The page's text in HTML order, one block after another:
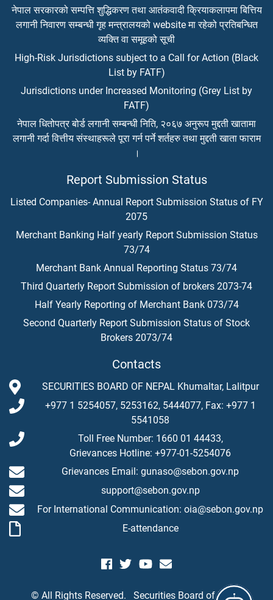
नेपाल सरकारको सम्पत्ति शुद्धिकरण तथा आतंकवादी क्रियाकलापमा बित्तिय
लगानी निवारण सम्बन्धी गृह मन्त्रालयको website मा रहेको प्रतिबन्धित
व्यक्ति वा समूहको सूची
High-Risk Jurisdictions subject to a Call for Action (Black
List by FATF)
Jurisdictions under Increased Monitoring (Grey List by
FATF)
नेपाल धितोपत्र बोर्ड लगानी सम्बन्धी निति, २०६७ अनुरूप मुद्दती खातामा
लगानी गर्दा वित्तीय संस्थाहरूले पूरा गर्न पर्ने शर्तहरु तथा मुद्दती खाता फाराम
।
Report Submission Status
Listed Companies- Annual Report Submission Status of FY
2075
Merchant Banking Half yearly Report Submission Status
73/74
Merchant Bank Annual Reporting Status 73/74
Third Quarterly Report Submission of brokers 2073-74
Half Yearly Reporting of Merchant Bank 073/74
Second Quarterly Report Submission Status of Stock
Brokers 2073/74
Contacts
SECURITIES BOARD OF NEPAL Khumaltar, Lalitpur
+977 1 5254057, 5253162, 5444077, Fax: +977 1
5541058
Toll Free Number: 1660 01 44433,
Grievances Hotline: +977-01-5254076
Grievances Email: gunaso@sebon.gov.np
support@sebon.gov.np
For International Communication: oia@sebon.gov.np
E-attendance
© All Rights Reserved. Securities Board of Nepal